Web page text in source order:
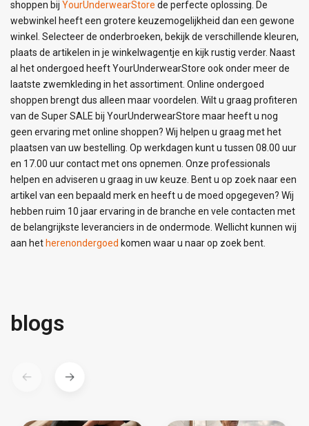
shoppen bij YourUnderwearStore de perfecte oplossing. De
webwinkel heeft een grotere keuzemogelijkheid dan een gewone
winkel. Selecteer de onderbroeken, bekijk de verschillende kleuren,
plaats de artikelen in je winkelwagentje en kijk rustig verder. Naast
al het ondergoed heeft YourUnderwearStore ook onder meer de
laatste zwemkleding in het assortiment. Online ondergoed
shoppen brengt dus alleen maar voordelen. Wilt u graag profiteren
van de Super SALE bij YourUnderwearStore maar heeft u nog
geen ervaring met online shoppen? Wij helpen u graag met het
plaatsen van uw bestelling. Op werkdagen kunt u tussen 08.00 uur
en 17.00 uur contact met ons opnemen. Onze professionals
helpen en adviseren u graag in uw keuze. Bent u op zoek naar een
artikel van een bepaald merk en heeft u de moed opgegeven? Wij
hebben ruim 10 jaar ervaring in de branche en vele contacten met
de belangrijkste leveranciers in de ondermode. Wellicht kunnen wij
aan het herenondergoed komen waar u naar op zoek bent.
blogs